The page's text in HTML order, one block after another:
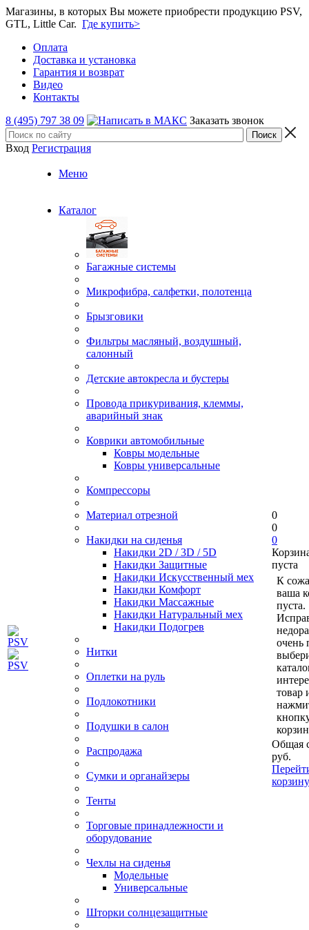
Магазины, в которых Вы можете приобрести продукцию PSV,
GTL, Little Car. Где купить>
Оплата
Доставка и установка
Гарантия и возврат
Видео
Контакты
8 (495) 797 38 09
Заказать звонок
Вход Регистрация
Меню
Каталог
Багажные системы
Микрофибра, салфетки, полотенца
Брызговики
Фильтры масляный, воздушный,
салонный
Детские автокресла и бустеры
Провода прикуривания, клеммы,
аварийный знак
Коврики автомобильные
Ковры модельные
Ковры универсальные
Компрессоры
Материал отрезной
Накидки на сиденья
Накидки 2D / 3D / 5D
Накидки Защитные
Накидки Искусственный мех
Накидки Комфорт
Накидки Массажные
Накидки Натуральный мех
Накидки Подогрев
Нитки
Оплетки на руль
Подлокотники
Подушки в салон
Распродажа
Сумки и органайзеры
Тенты
Торговые принадлежности и
оборудование
Чехлы на сиденья
Модельные
Универсальные
Шторки солнцезащитные
0
0
0
пуста
К
ваша
пуста.
очень
товар
Общая
руб.
корзину